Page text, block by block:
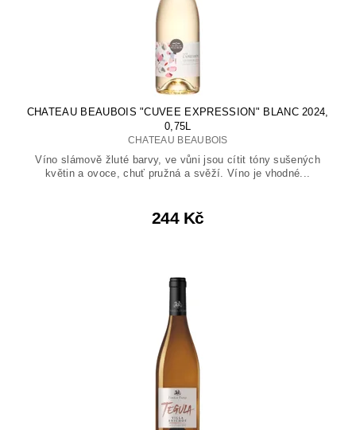
CHATEAU BEAUBOIS "CUVEE EXPRESSION" BLANC 2024,
0,75L
CHATEAU BEAUBOIS
Víno slámově žluté barvy, ve vůni jsou cítit tóny sušených
květin a ovoce, chuť pružná a svěží. Víno je vhodné...
244 Kč